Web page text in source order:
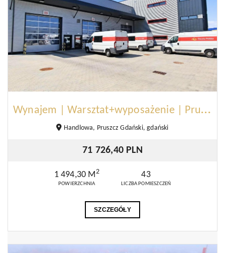
W
ynajem | Warsztat+wyposażenie | Pruszcz Gdański
Handlowa, Pruszcz Gdański, gdański
71 726,40 PLN
1 494,30 M2
POWIERZCHNIA
43
LICZBA POMIESZCZEŃ
SZCZEGÓŁY